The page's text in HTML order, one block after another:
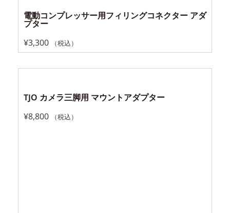
電動コンプレッサー用フィリングコネクター アダ
プター
¥3,300 （税込）
TJO カメラ三脚用 マウントアダプター
¥8,800 （税込）